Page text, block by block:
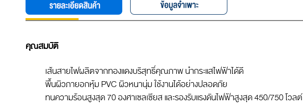
คุณสมบัติ
เส้นสายไฟผลิตจากทองแดงบริสุทธิ์คุณภาพ นำกระแสไฟฟ้าได้ดี
พื้นผิวภายอกหุ้ม PVC ผิวหนานุ่ม ใช้งานได้อย่างปลอดภัย
ทนความร้อนสูงสุด 70 องศาเซลเซียส และรองรับแรงดันไฟฟ้าสูงสุด 450/750 โวลต์